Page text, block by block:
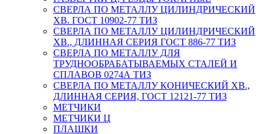
СВЕРЛА ПО МЕТАЛЛУ ЦИЛИНДРИЧЕСКИЙ
ХВ. ГОСТ 10902-77 ТИЗ
СВЕРЛА ПО МЕТАЛЛУ ЦИЛИНДРИЧЕСКИЙ
ХВ., ДЛИННАЯ СЕРИЯ ГОСТ 886-77 ТИЗ
СВЕРЛА ПО МЕТАЛЛУ ДЛЯ
ТРУДНООБРАБАТЫВАЕМЫХ СТАЛЕЙ И
СПЛАВОВ 0274А ТИЗ
СВЕРЛА ПО МЕТАЛЛУ КОНИЧЕСКИЙ ХВ.,
ДЛИННАЯ СЕРИЯ, ГОСТ 12121-77 ТИЗ
МЕТЧИКИ
МЕТЧИКИ Ц
ПЛАШКИ